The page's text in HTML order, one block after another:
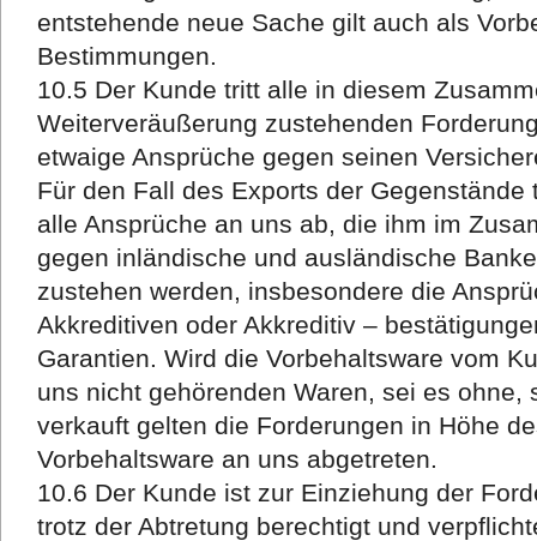
entstehende neue Sache gilt auch als
Bestimmungen.
10.5 Der Kunde tritt alle in diesem
Weiterveräußerung zustehenden
etwaige Ansprüche gegen seinen
Für den Fall des Exports der
alle Ansprüche an uns ab, die ihm im
gegen inländische und ausländische
zustehen werden, insbesondere die
Akkreditiven oder Akkreditiv –
Garantien. Wird die Vorbehaltsware vom
uns nicht gehörenden Waren, sei es ohne,
verkauft gelten die Forderungen in Höhe
Vorbehaltsware an uns abgetreten.
10.6 Der Kunde ist zur Einziehung der
trotz der Abtretung berechtigt und